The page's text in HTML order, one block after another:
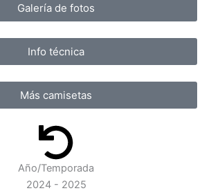
Galería de fotos
Info técnica
Más camisetas
Año/Temporada
2024 - 2025